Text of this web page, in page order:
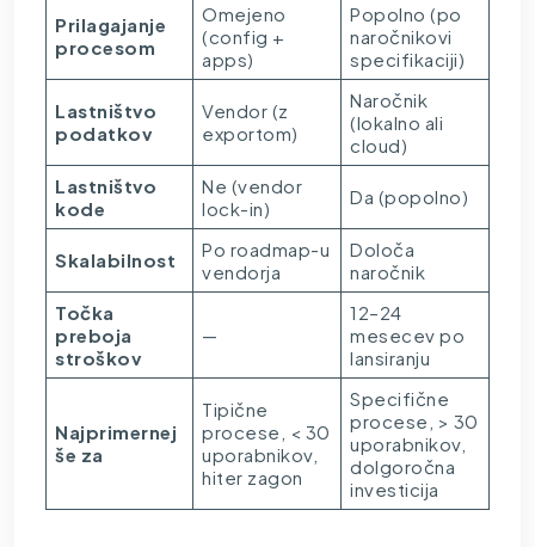
Prilagajanje
procesom
Omejeno
(config +
apps)
Popolno (po
naročnikovi
specifikaciji)
Lastništvo
podatkov
Vendor (z
exportom)
Naročnik
(lokalno ali
cloud)
Lastništvo
kode
Ne (vendor
lock-in)
Da (popolno)
Skalabilnost
Po roadmap-u
vendorja
Določa
naročnik
Točka
preboja
stroškov
—
12–24
mesecev po
lansiranju
Najprimernej
še za
Tipične
procese, < 30
uporabnikov,
hiter zagon
Specifične
procese, > 30
uporabnikov,
dolgoročna
investicija